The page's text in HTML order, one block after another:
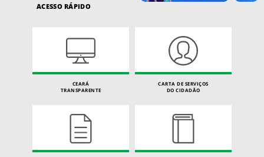
ACESSO RÁPIDO
CEARÁ
TRANSPARENTE
CARTA DE SERVIÇOS
DO CIDADÃO